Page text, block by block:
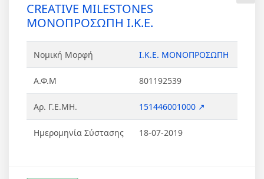
CREATIVE MILESTONES
ΜΟΝΟΠΡΟΣΩΠΗ Ι.Κ.Ε.
Νομική Μορφή Ι.Κ.Ε. ΜΟΝΟΠΡΟΣΩΠΗ
Α.Φ.Μ 801192539
Αρ. Γ.Ε.ΜΗ. 151446001000 ↗
Ημερομηνία Σύστασης 18-07-2019